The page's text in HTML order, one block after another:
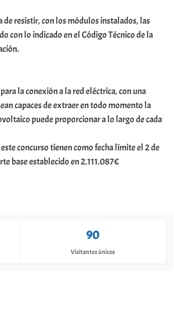
resistir, con los módulos instalados, las
con lo indicado en el Código Técnico de la
la conexión a la red eléctrica, con una
capaces de extraer en todo momento la
puede proporcionar a lo largo de cada
concurso tienen como fecha límite el 2 de
base establecido en 2.111.087€
90
Visitantes únicos